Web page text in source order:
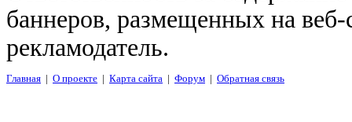
баннеров, размещенных на
рекламодатель.
Главная | О проекте | Карта сайта | Форум | Обратная связь